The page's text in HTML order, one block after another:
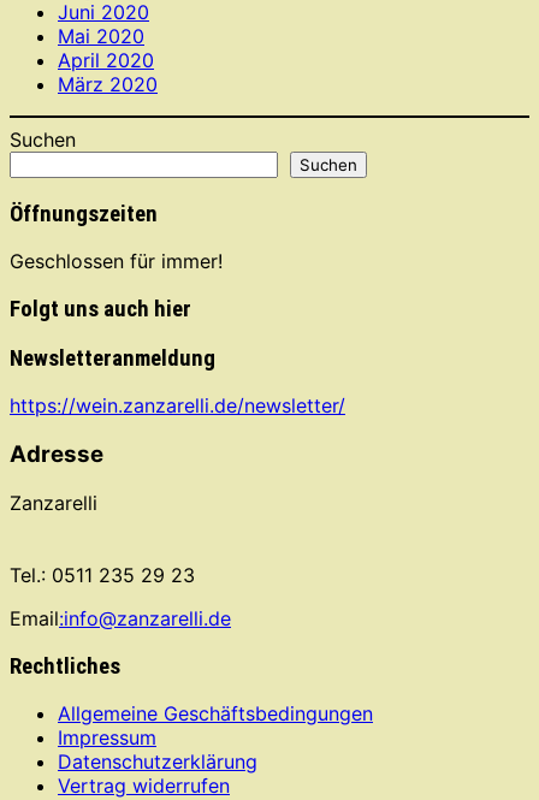
Juni 2020
Mai 2020
April 2020
März 2020
Suchen
Suchen
Öffnungszeiten
Geschlossen für immer!
Folgt uns auch hier
Newsletteranmeldung
https://wein.zanzarelli.de/newsletter/
Adresse
Zanzarelli
Tel.: 0511 235 29 23
Email:info@zanzarelli.de
Rechtliches
Allgemeine Geschäftsbedingungen
Impressum
Datenschutzerklärung
Vertrag widerrufen